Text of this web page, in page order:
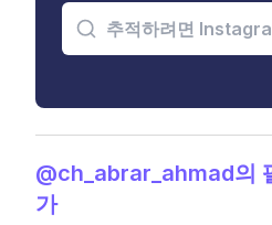
@ch_abrar_ahmad의
가